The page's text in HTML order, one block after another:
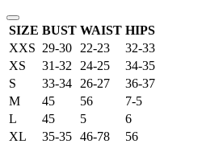
SIZE BUST WAIST HIPS
XXS 29-30 22-23
32-33
XS
31-32 24-25
34-35
S
33-34 26-27
36-37
M
45 56
7-5
L
45 5
6
XL
35-35 46-78
56